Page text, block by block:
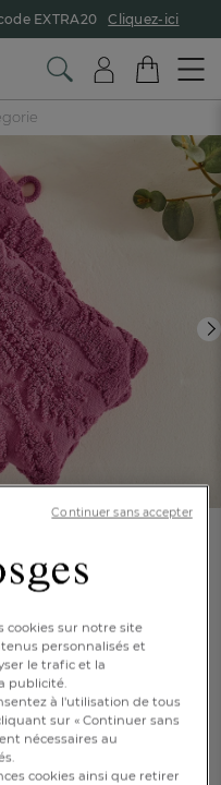
EXTRA20 Cliquez-ici
En savoir +
cookies sur notre site
personnalisés et
le trafic et la
publicité.
à l'utilisation de tous
sur « Continuer sans
nécessaires au
cookies ainsi que retirer
Continuer sans accepter